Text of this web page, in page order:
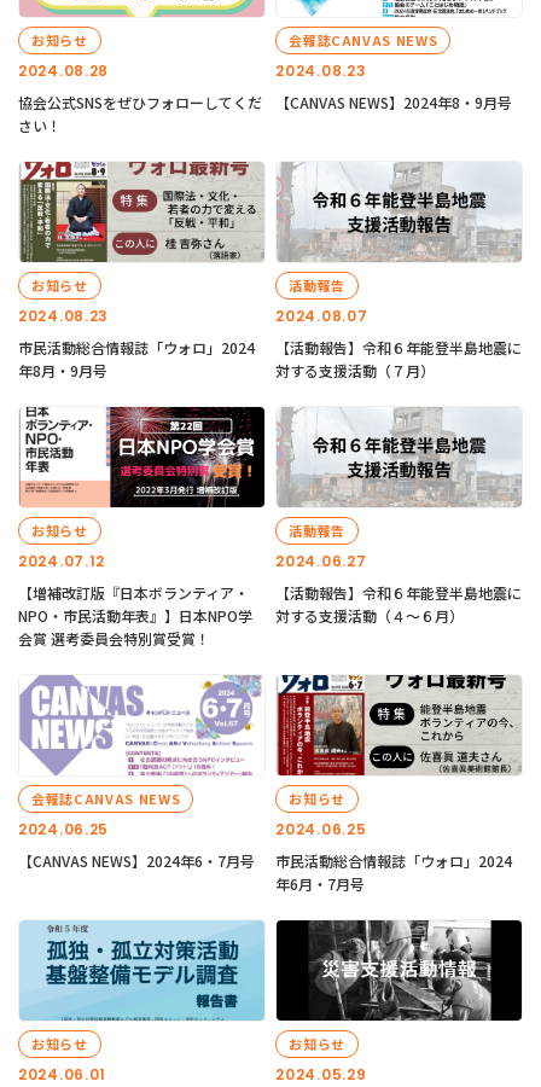
2024.08.28
お知らせ
協会公式SNSをぜひフォローしてくだ
さい！
2024.08.23
会報誌CANVAS NEWS
【CANVAS NEWS】2024年8・9月号
2024.08.23
お知らせ
市民活動総合情報誌「ウォロ」2024
年8月・9月号
2024.08.07
活動報告
【活動報告】令和６年能登半島地震に
対する支援活動（７月）
2024.07.12
お知らせ
【増補改訂版『日本ボランティア・
NPO・市民活動年表』】日本NPO学
会賞 選考委員会特別賞受賞！
2024.06.27
活動報告
【活動報告】令和６年能登半島地震に
対する支援活動（４〜６月）
2024.06.25
会報誌CANVAS NEWS
【CANVAS NEWS】2024年6・7月号
2024.06.25
お知らせ
市民活動総合情報誌「ウォロ」2024
年6月・7月号
2024.06.01
お知らせ
2024.05.29
お知らせ